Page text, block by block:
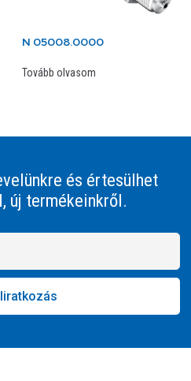
N 05008.0000
Tovább olvasom
és értesülhet
új termékeinkről.